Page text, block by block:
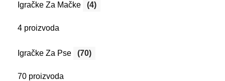
Igračke Za Mačke (4)
4 proizvoda
Igračke Za Pse (70)
70 proizvoda